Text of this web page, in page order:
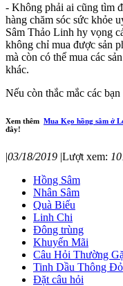
- Không phải ai cũng tìm
hàng chăm sóc sức khỏe
Sâm Thảo Linh hy vọng
không chỉ mua được sản
mà còn có thể mua các
khác.
Nếu còn thắc mắc các
Xem thêm Mua Kẹo hồng sâm ở
đây!
|03/18/2019 |Lượt xem:
Hồng Sâm
Nhân Sâm
Quà Biếu
Linh Chi
Đông trùng
Khuyến Mãi
Câu Hỏi Thường
Tinh Dầu Thông Đỏ
Đặt câu hỏi